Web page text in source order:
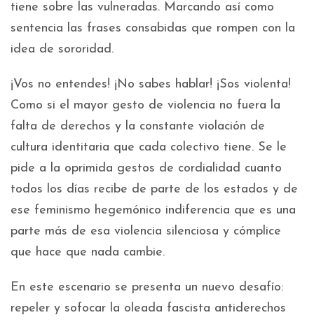
tiene sobre las vulneradas. Marcando así como
sentencia las frases consabidas que rompen con la
idea de sororidad.
¡Vos no entendes! ¡No sabes hablar! ¡Sos violenta!
Como si el mayor gesto de violencia no fuera la
falta de derechos y la constante violación de
cultura identitaria que cada colectivo tiene. Se le
pide a la oprimida gestos de cordialidad cuanto
todos los días recibe de parte de los estados y de
ese feminismo hegemónico indiferencia que es una
parte más de esa violencia silenciosa y cómplice
que hace que nada cambie.
En este escenario se presenta un nuevo desafío:
repeler y sofocar la oleada fascista antiderechos